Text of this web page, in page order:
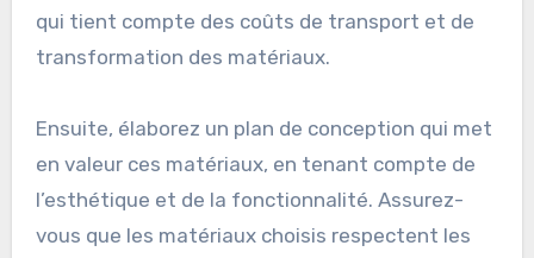
qui tient compte des coûts de transport et de
transformation des matériaux.
Ensuite, élaborez un plan de conception qui met
en valeur ces matériaux, en tenant compte de
l’esthétique et de la fonctionnalité. Assurez-
vous que les matériaux choisis respectent les